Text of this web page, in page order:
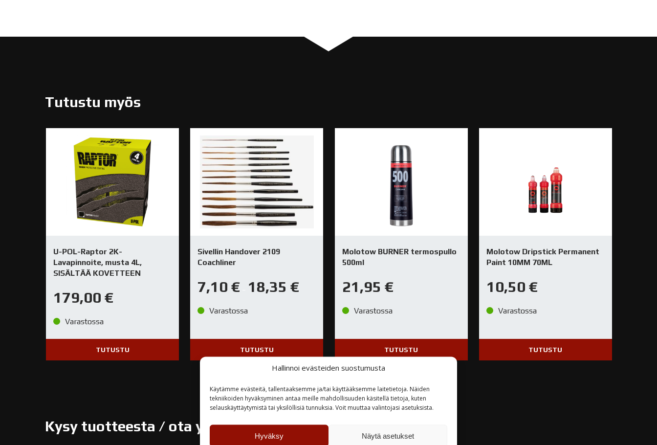
Hallinnoi evästeiden suostumusta
Käytämme evästeitä, tallentaaksemme ja/tai käyttääksemme laitetietoja. Näiden
tekniikoiden hyväksyminen antaa meille mahdollisuuden käsitellä tietoja, kuten
selauskäyttäytymistä tai yksilöllisiä tunnuksia. Voit muuttaa valintojasi asetuksista.
Hyväksy Näytä asetukset
Tutustu myös
U-POL-Raptor 2K-
Lavapinnoite, musta 4L,
SISÄLTÄÄ KOVETTEEN
179,00 €
Varastossa
TUTUSTU
Sivellin Handover 2109
Coachliner
7,10€ 18,35€
Varastossa
TUTUSTU
Molotow BURNER termospullo
500ml
21,95 €
Varastossa
TUTUSTU
Molotow Dripstick Permanent
Paint 10MM 70ML
10,50 €
Varastossa
TUTUSTU
Kysy tuotteesta / ota yhteyttä